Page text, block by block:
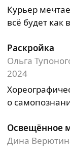
Курьер
всё будет как
Раскройка
Ольга
2024
о
Освещённое
Дина